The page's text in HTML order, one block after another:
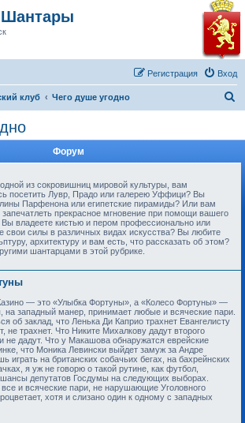
Шантары
Вход
Регистрация
клуб Чего душе угодно
Форум
из сокровишниц мировой культуры, вам
посетить Лувр, Прадо или галерею Уффици? Вы
Парфенона или египетские пирамиды? Или вам
запечатлеть прекрасное мгновение при помощи вашего
владеете кистью и пером профессионально или
свои силы в различных видах искусства? Вы любите
архитектуру и вам есть, что рассказать об этом?
шантарцами в этой рубрике.
— это «Улыбка Фортуны», а «Колесо Фортуны» —
на западный манер, принимает любые и всяческие пари.
об заклад, что Ленька Ди Каприо трахнет Евангелисту
не трахнет. Что Никите Михалкову дадут второго
дадут. Что у Макашова обнаружатся еврейские
что Моника Левински выйдет замуж за Андре
играть на британских собачьих бегах, на бахрейнских
я уж не говорю о такой рутине, как футбол,
депутатов Госдумы на следующих выборах.
и всяческие пари, не нарушающие Уголовного
хотя и слизано один к одному с западных